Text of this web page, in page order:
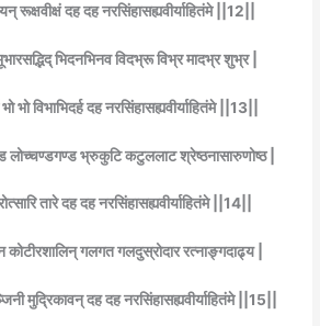
रूक्षवीक्षं दह दह नरसिंहासह्यवीर्याहितंमे ||12||
भिदनभिनव विदभ्रू विभ्र मादभ्र शुभ्र |
भो विभाभिदर्ह दह नरसिंहासह्यवीर्याहितंमे ||13||
भ्रुकुटि कटुललाट श्रेष्ठनासारुणोष्ठ |
तारे दह दह नरसिंहासह्यवीर्याहितंमे ||14||
गलगत गलदुस्रोदार रत्नाङ्गदाढ्य |
मुद्रिकावन् दह दह नरसिंहासह्यवीर्याहितंमे ||15||